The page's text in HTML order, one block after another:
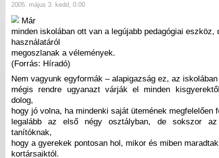
2005. május 3. kedd, 0:00
Már
minden iskolában ott van a legújabb pedagógiai eszköz,
használatáról
megoszlanak a vélemények.
(Forrás: Híradó)
Nem vagyunk egyformák – alapigazság ez, az iskolában
mégis rendre ugyanazt várják el minden
dolog,
hogy jó volna, ha mindenki saját ütemének megfelelően
legalább az első négy osztályban, de sokszor
tanítóknak,
hogy a gyerekek pontosan hol, mikor és miben
kortársaiktól.